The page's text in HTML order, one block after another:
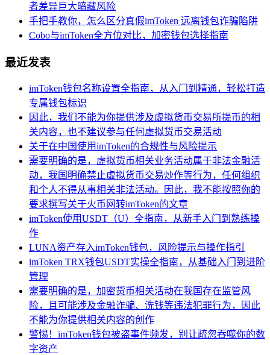
者差异巨大暗藏风险
手把手教你，怎么区分真假imToken 远离钱包诈骗陷阱
Cobo与imToken全方位对比，加密钱包选择指南
最近发表
imToken钱包名称设置全指南，从入门到精通，轻松打造
专属钱包标识
因此，我们不能为你提供涉及虚拟货币交易所提币的相
关内容，也不建议参与任何虚拟货币交易活动
关于在中国使用imToken的合规性与风险提示
需要明确的是，虚拟货币相关业务活动属于非法金融活
动，我国明确禁止虚拟货币交易炒作等行为，任何组织
和个人不得从事相关非法活动。因此，我不能按照你的
要求撰写关于火币网转imToken的文章
imToken使用USDT（U）全指南，从新手入门到熟练操
作
LUNA资产存入imToken钱包，风险提示与操作指引
imToken TRX钱包USDT实操全指南，从基础入门到进阶
管理
需要明确的是，加密货币相关活动在我国存在监管风
险，且可能涉及金融诈骗、洗钱等违法犯罪行为，因此
不能为你提供相关内容的创作
警惕！imToken钱包被盗事件频发，别让疏忽吞噬你的数
字资产